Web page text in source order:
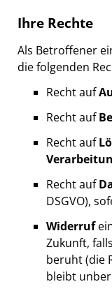
Ihre Rechte
Als Betroffener
die folgenden
Recht auf
Recht auf
Recht auf
Recht auf
DSGVO),
Widerruf
Zukunft,
beruht (die
bleibt